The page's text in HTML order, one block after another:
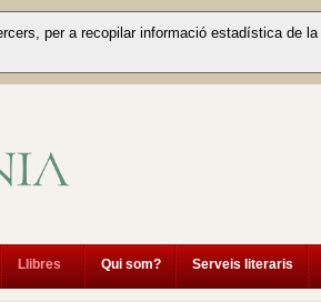
per a recopilar informació estadística de
Llibres Qui som? Serveis literaris